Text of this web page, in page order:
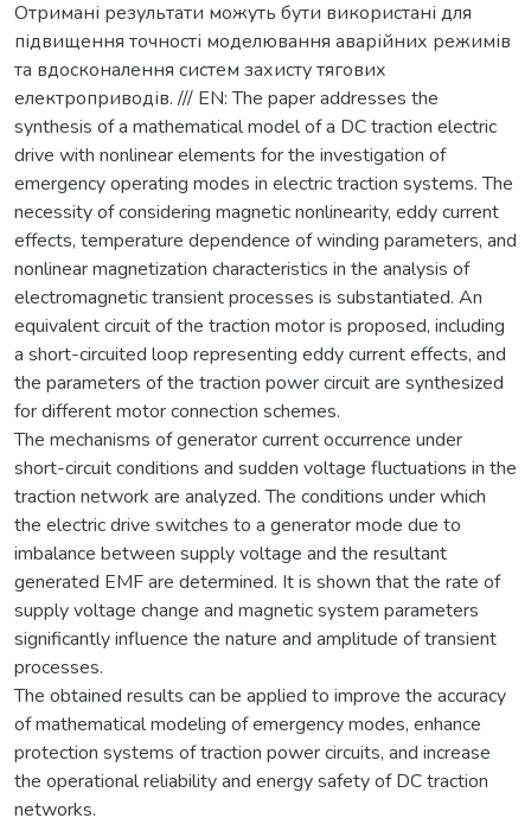
Отримані результати можуть бути використані для
підвищення точності моделювання аварійних режимів
та вдосконалення систем захисту тягових
електроприводів. /// EN: The paper addresses the
synthesis of a mathematical model of a DC traction electric
drive with nonlinear elements for the investigation of
emergency operating modes in electric traction systems. The
necessity of considering magnetic nonlinearity, eddy current
effects, temperature dependence of winding parameters, and
nonlinear magnetization characteristics in the analysis of
electromagnetic transient processes is substantiated. An
equivalent circuit of the traction motor is proposed, including
a short-circuited loop representing eddy current effects, and
the parameters of the traction power circuit are synthesized
for different motor connection schemes.
The mechanisms of generator current occurrence under
short-circuit conditions and sudden voltage fluctuations in the
traction network are analyzed. The conditions under which
the electric drive switches to a generator mode due to
imbalance between supply voltage and the resultant
generated EMF are determined. It is shown that the rate of
supply voltage change and magnetic system parameters
significantly influence the nature and amplitude of transient
processes.
The obtained results can be applied to improve the accuracy
of mathematical modeling of emergency modes, enhance
protection systems of traction power circuits, and increase
the operational reliability and energy safety of DC traction
networks.